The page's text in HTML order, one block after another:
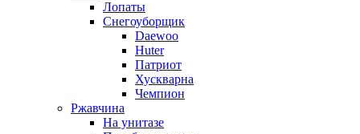
Лопаты
Снегоуборщик
Daewoo
Huter
Патриот
Хускварна
Чемпион
Ржавчина
На унитазе